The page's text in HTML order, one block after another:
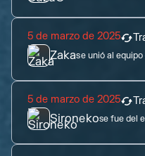
5 de marzo de 2025
Zakase unió al
5 de marzo de 2025
Sironekose fue del